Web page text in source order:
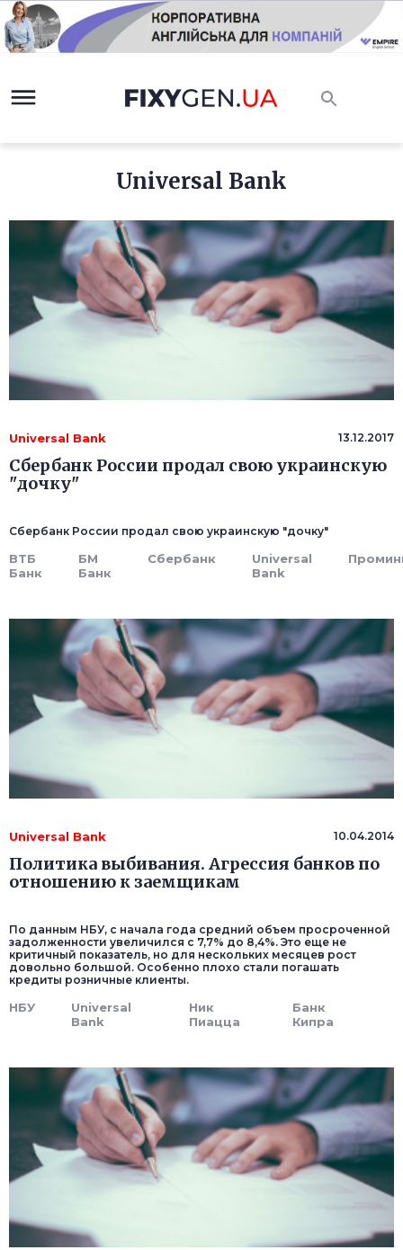
Universal Bank
Universal Bank 13.12.2017
Сбербанк России продал свою украинскую
"дочку"
Сбербанк России продал свою украинскую "дочку"
ВТБ
Банк
БМ
Банк
Сбербанк
Universal
Bank
Universal Bank 10.04.2014
Политика выбивания. Агрессия банков по
отношению к заемщикам
По данным НБУ, с начала года средний объем просроченной
задолженности увеличился с 7,7% до 8,4%. Это еще не
критичный показатель, но для нескольких месяцев рост
довольно большой. Особенно плохо стали погашать
кредиты розничные клиенты.
НБУ
Universal
Bank
Ник
Пиацца
Банк
Кипра